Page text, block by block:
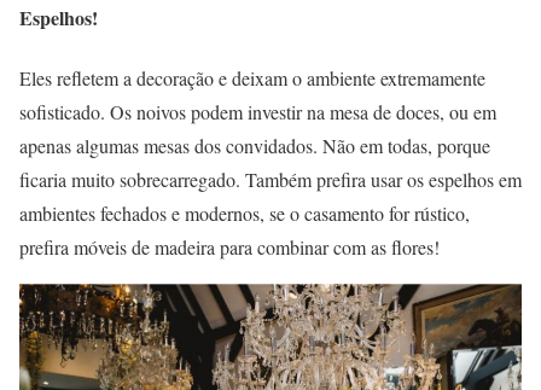
Espelhos!
Eles refletem a decoração e deixam o ambiente extremamente
sofisticado. Os noivos podem investir na mesa de doces, ou em
apenas algumas mesas dos convidados. Não em todas, porque
ficaria muito sobrecarregado. Também prefira usar os espelhos em
ambientes fechados e modernos, se o casamento for rústico,
prefira móveis de madeira para combinar com as flores!